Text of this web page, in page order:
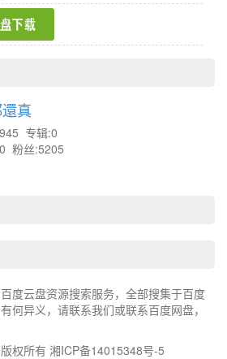
真
专辑:0
粉丝:5205
度云盘资源搜索服务，全部搜集于百度
何异义，请联系我们或联系百度网盘，
权所有 湘ICP备14015348号-5